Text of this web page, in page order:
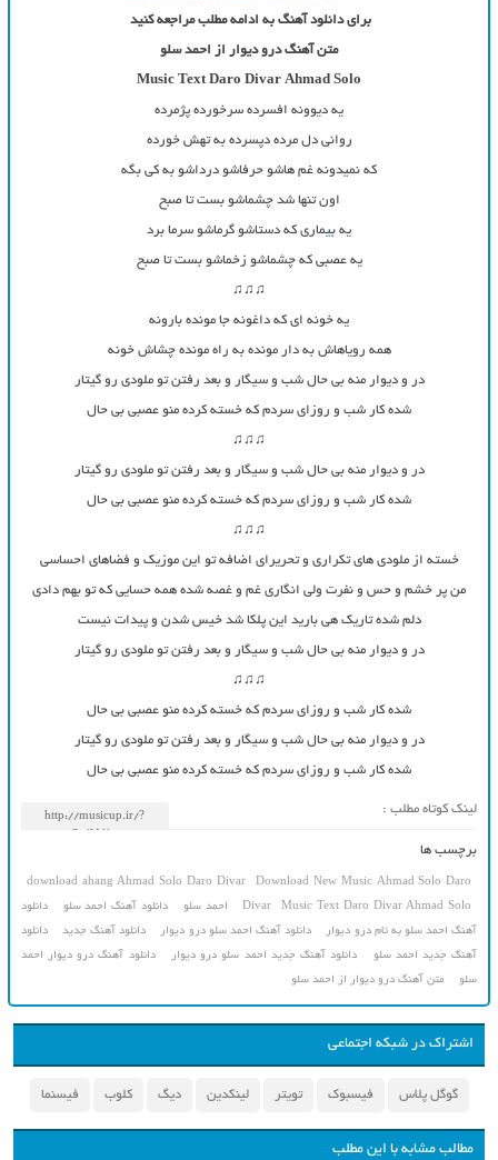
برای دانلود آهنگ به ادامه مطلب مراجعه کنید
متن آهنگ درو دیوار از احمد سلو
Music TextDaro Divar Ahmad Solo
یه دیوونه افسرده سرخورده پژمرده
روانی دل مرده دپسرده به تهش خورده
که نمیدونه غم هاشو حرفاشو درداشو به کی بگه
اون تنها شد چشماشو بست تا صبح
یه بیماری که دستاشو گرماشو سرما برد
یه عصبی که چشماشو زخماشو بست تا صبح
♫♫♫
یه خونه ای که داغونه جا مونده بارونه
همه رویاهاش به دار مونده به راه مونده چشاش خونه
در و دیوار منه بی حال شب و سیگار و بعد رفتن تو ملودی رو گیتار
شده کار شب و روزای سردم که خسته کرده منو عصبی بی حال
♫♫♫
در و دیوار منه بی حال شب و سیگار و بعد رفتن تو ملودی رو گیتار
شده کار شب و روزای سردم که خسته کرده منو عصبی بی حال
♫♫♫
خسته از ملودی های تکراری و تحریرای اضافه تو این موزیک و فضاهای احساسی
من پر خشم و حس و نفرت ولی انگاری غم و غصه شده همه حسایی که تو بهم دادی
دلم شده تاریک هی بارید این پلکا شد خیس شدن و پیدات نیست
در و دیوار منه بی حال شب و سیگار و بعد رفتن تو ملودی رو گیتار
♫♫♫
شده کار شب و روزای سردم که خسته کرده منو عصبی بی حال
در و دیوار منه بی حال شب و سیگار و بعد رفتن تو ملودی رو گیتار
شده کار شب و روزای سردم که خسته کرده منو عصبی بی حال
لینک کوتاه مطلب :
برچسب ها
download ahang Ahmad Solo Daro Divar
Download New Music Ahmad Solo Daro
Divar
Music Text Daro Divar Ahmad Solo احمد سلو دانلود آهنگ احمد سلو
دانلود
آهنگ احمد سلو به نام درو دیوار
دانلود آهنگ احمد سلو درو دیوار دانلود آهنگ جدید
دانلود
آهنگ جدید احمد سلو
دانلود آهنگ جدید احمد سلو درو دیوار
دانلود آهنگ درو دیوار احمد
سلو
متن آهنگ درو دیوار از احمد سلو
اشتراک در شبکه اجتماعی
گوگل پلاس فیسبوک تویتر لینکدین دیگ کلوب فیسنما
مطالب مشابه با این مطلب